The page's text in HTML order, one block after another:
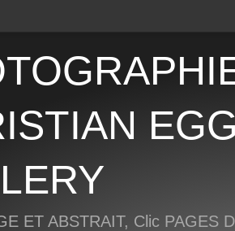
ET ABSTRAIT, Clic PAGES